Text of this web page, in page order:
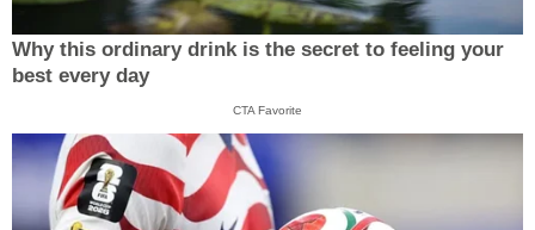
Why this ordinary drink is the secret to feeling your
best every day
CTA Favorite